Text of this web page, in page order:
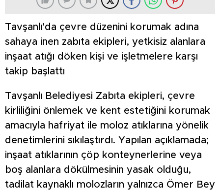
Tavşanlı’da çevre düzenini korumak adına
sahaya inen zabıta ekipleri, yetkisiz alanlara
inşaat atığı döken kişi ve işletmelere karşı
takip başlattı
Tavşanlı Belediyesi Zabıta ekipleri, çevre
kirliliğini önlemek ve kent estetiğini korumak
amacıyla hafriyat ile moloz atıklarına yönelik
denetimlerini sıkılaştırdı. Yapılan açıklamada;
inşaat atıklarının çöp konteynerlerine veya
boş alanlara dökülmesinin yasak olduğu,
tadilat kaynaklı molozların yalnızca Ömer Bey